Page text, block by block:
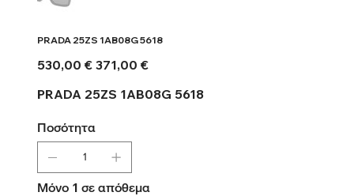
PRADA 25ZS 1AB08G 5618
Αρχική
τιμή
530,00 € Τιμή
έκπτωσης
371,00 €
PRADA 25ZS 1AB08G 5618
Ποσότητα
Μόνο 1 σε απόθεμα